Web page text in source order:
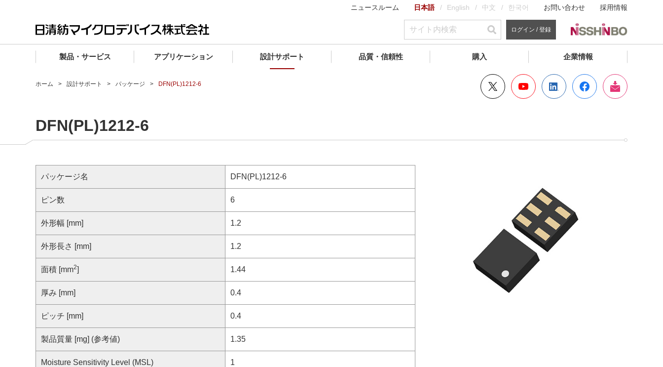
ニュースルーム 日本語 English 中文 한국어 お問い合わせ 採用情報
ログイン / 登録
製品・サービス
マイクロ波製品
ファウンドリサービス
クロスリファレンス検索
アプリケーション
車載機器向けIC
産業機器向けIC
マイクロ波
設計サポート
マイクロ波製品
あなたの設計に合わせたサポートコンテンツ
品質・信頼性
電子デバイス製品
マイクロ波製品
購入
マイクロ波製品
企業情報
企業理念
会社概要
事業拠点・関連会社
サステナビリティ
コンプライアンス通報窓口
ホーム 設計サポート パッケージ DFN(PL)1212-6
DFN(PL)1212-6
パッケージ名 DFN(PL)1212-6
ピン数 6
外形幅 [mm] 1.2
外形長さ [mm] 1.2
面積 [mm2] 1.44
厚み [mm] 0.4
ピッチ [mm] 0.4
製品質量 [mg] (参考値) 1.35
Moisture Sensitivity Level (MSL) 1